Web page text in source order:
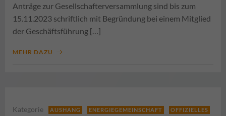
Anträge zur Gesellschafterversammlung sind bis zum
15.11.2023 schriftlich mit Begründung bei einem Mitglied
der Geschäftsführung […]
MEHR DAZU
Kategorie AUSHANG ENERGIEGEMEINSCHAFT
OFFIZIELLES